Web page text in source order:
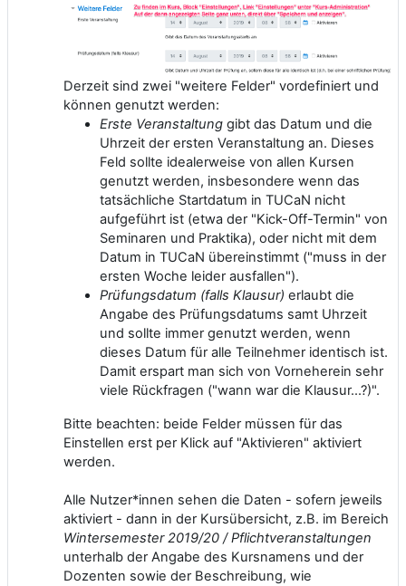
Derzeit sind zwei "weitere Felder" vordefiniert und
können genutzt werden:
Erste Veranstaltung gibt das Datum und die
Uhrzeit der ersten Veranstaltung an. Dieses
Feld sollte idealerweise von allen Kursen
genutzt werden, insbesondere wenn das
tatsächliche Startdatum in TUCaN nicht
aufgeführt ist (etwa der "Kick-Off-Termin" von
Seminaren und Praktika), oder nicht mit dem
Datum in TUCaN übereinstimmt ("muss in der
ersten Woche leider ausfallen").
Prüfungsdatum (falls Klausur) erlaubt die
Angabe des Prüfungsdatums samt Uhrzeit
und sollte immer genutzt werden, wenn
dieses Datum für alle Teilnehmer identisch ist.
Damit erspart man sich von Vorneherein sehr
viele Rückfragen ("wann war die Klausur...?)".
Bitte beachten: beide Felder müssen für das
Einstellen erst per Klick auf "Aktivieren" aktiviert
werden.
Alle Nutzer*innen sehen die Daten - sofern jeweils
aktiviert - dann in der Kursübersicht, z.B. im Bereich
Wintersemester 2019/20 / Pflichtveranstaltungen
unterhalb der Angabe des Kursnamens und der
Dozenten sowie der Beschreibung, wie